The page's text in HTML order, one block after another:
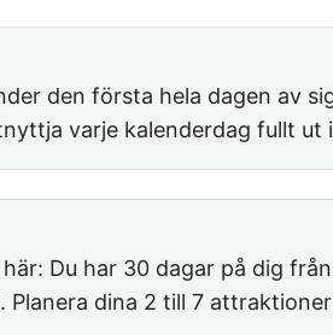
den första hela dagen av
varje kalenderdag fullt
Du har 30 dagar på dig
dina 2 till 7